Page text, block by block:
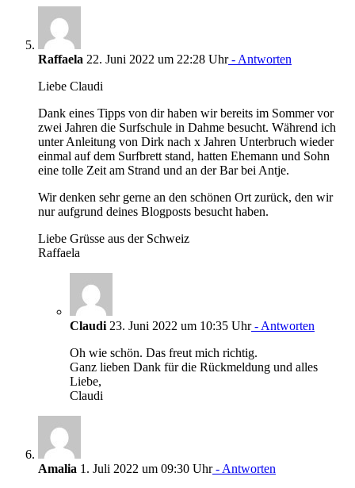
Raffaela 22. Juni 2022 um 22:28 Uhr- Antworten
Liebe Claudi
Dank eines Tipps von dir haben wir bereits im Sommer vor
zwei Jahren die Surfschule in Dahme besucht. Während ich
unter Anleitung von Dirk nach x Jahren Unterbruch wieder
einmal auf dem Surfbrett stand, hatten Ehemann und Sohn
eine tolle Zeit am Strand und an der Bar bei Antje.
Wir denken sehr gerne an den schönen Ort zurück, den wir
nur aufgrund deines Blogposts besucht haben.
Liebe Grüsse aus der Schweiz
Raffaela
Claudi23. Juni 2022 um 10:35 Uhr- Antworten
Oh wie schön. Das freut mich richtig.
Ganz lieben Dank für die Rückmeldung und alles
Liebe,
Claudi
Amalia 1. Juli 2022 um 09:30 Uhr- Antworten